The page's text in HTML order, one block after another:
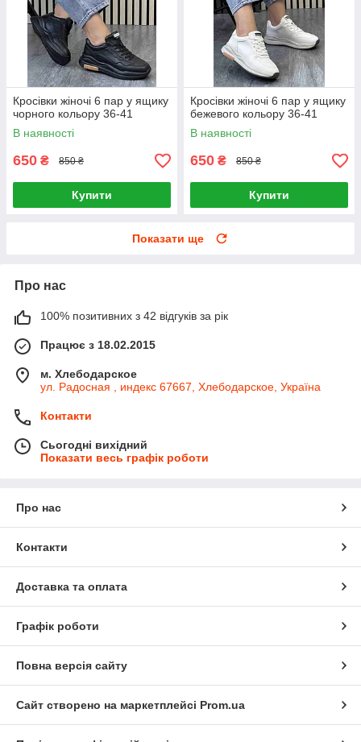
Кросівки жіночі 6 пар у ящику
чорного кольору 36-41
В наявності
650 ₴ 850 ₴
Купити
Кросівки жіночі 6 пар у ящику
бежевого кольору 36-41
В наявності
650 ₴ 850 ₴
Купити
Показати ще
Про нас
100% позитивних з 42 відгуків за рік
Працює з 18.02.2015
м. Хлебодарское
ул. Радосная , индекс 67667, Хлебодарское, Україна
Контакти
Сьогодні вихідний
Показати весь графік роботи
Про нас
Контакти
Доставка та оплата
Графік роботи
Повна версія сайту
Сайт створено на маркетплейсі Prom.ua